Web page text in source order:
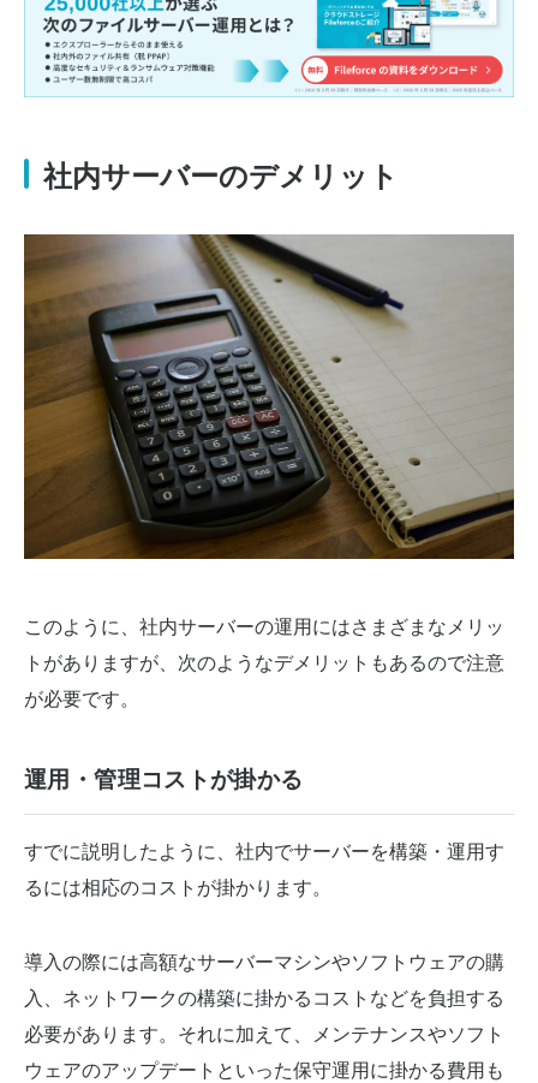
社内サーバーのデメリット
このように、社内サーバーの運用にはさまざまなメリッ
トがありますが、次のようなデメリットもあるので注意
が必要です。
運用・管理コストが掛かる
すでに説明したように、社内でサーバーを構築・運用す
るには相応のコストが掛かります。
導入の際には高額なサーバーマシンやソフトウェアの購
入、ネットワークの構築に掛かるコストなどを負担する
必要があります。それに加えて、メンテナンスやソフト
ウェアのアップデートといった保守運用に掛かる費用も